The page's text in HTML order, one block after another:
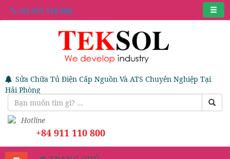
+84 911 110 800
Sửa Chữa Tủ Điện Cấp Nguồn Và ATS Chuyên Nghiệp Tại
Hải Phòng
Hotline
+84 911 110 800